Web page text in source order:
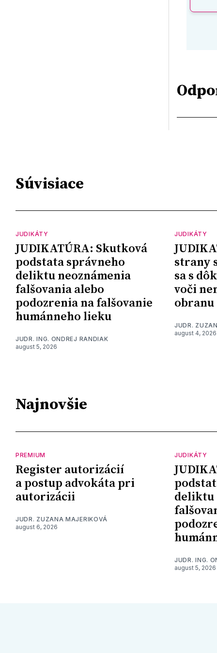
Súvisiace
JUDIKÁTY
JUDIKATÚRA: Skutková
podstata správneho
deliktu neoznámenia
falšovania alebo
podozrenia na falšovanie
humánneho lieku
JUDR. ING. ONDREJ RANDIAK
august 5, 2026
JUDIKÁTY
strany
sa s
voči
obranu
JUDR.
august 4, 2026
Najnovšie
PREMIUM
Register autorizácií
a postup advokáta pri
autorizácii
JUDR. ZUZANA MAJERIKOVÁ
august 6, 2026
JUDIKÁTY
deliktu
JUDR. ING.
august 5, 2026